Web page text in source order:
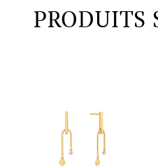
PRODUITS